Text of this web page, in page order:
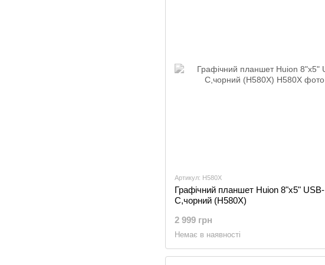
Артикул: H580X
Графічний планшет Huion 8"x5" USB-
C,чорний (H580X)
2 999 грн
Немає в наявності